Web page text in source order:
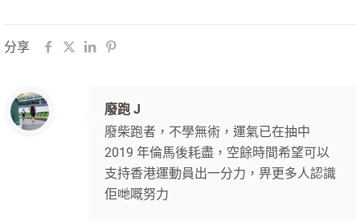
分享
廢跑 J
廢柴跑者，不學無術，運氣已在抽中
2019 年倫馬後耗盡，空餘時間希望可以
支持香港運動員出一分力，畀更多人認識
佢哋嘅努力